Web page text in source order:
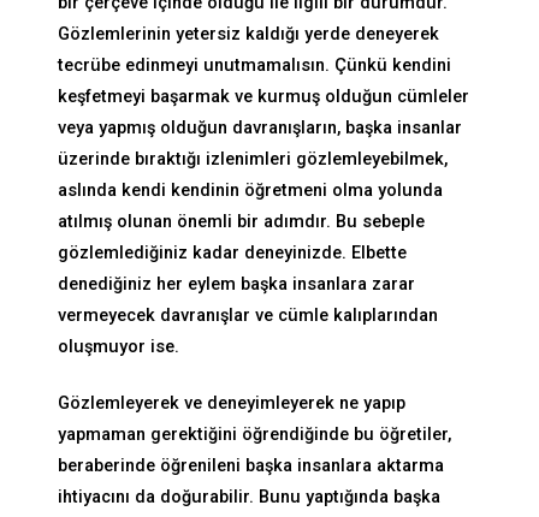
Gözlemlerinin yetersiz kaldığı yerde deneyerek
tecrübe edinmeyi unutmamalısın. Çünkü kendini
keşfetmeyi başarmak ve kurmuş olduğun cümleler
veya yapmış olduğun davranışların, başka insanlar
üzerinde bıraktığı izlenimleri gözlemleyebilmek,
aslında kendi kendinin öğretmeni olma yolunda
atılmış olunan önemli bir adımdır. Bu sebeple
gözlemlediğiniz kadar deneyinizde. Elbette
denediğiniz her eylem başka insanlara zarar
vermeyecek davranışlar ve cümle kalıplarından
oluşmuyor ise.
Gözlemleyerek ve deneyimleyerek ne yapıp
yapmaman gerektiğini öğrendiğinde bu öğretiler,
beraberinde öğrenileni başka insanlara aktarma
ihtiyacını da doğurabilir. Bunu yaptığında başka